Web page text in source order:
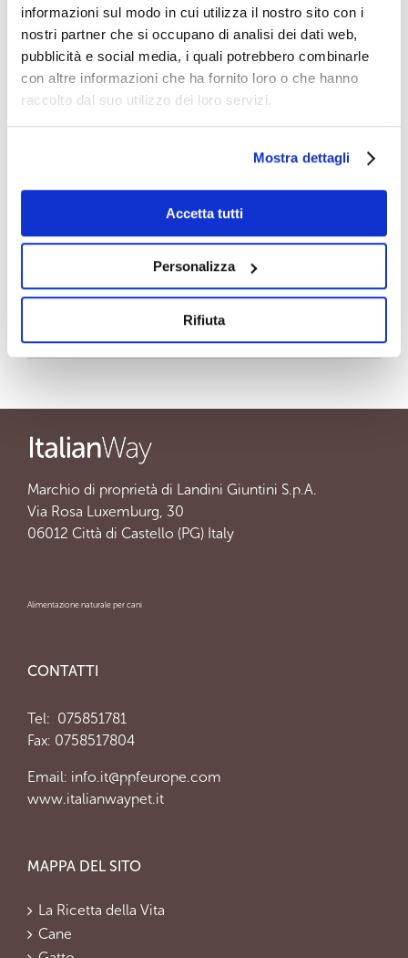
informazioni sul modo in cui utilizza il nostro sito con i
nostri partner che si occupano di analisi dei dati web,
pubblicità e social media, i quali potrebbero combinarle
con altre informazioni che ha fornito loro o che hanno
raccolto dal suo utilizzo dei loro servizi.
Mostra dettagli
Accetta tutti
Personalizza
Rifiuta
proteico da una unica fonte animale.
La carne fresca di maiale insieme all’eccellente
qualità delle materie prime, supporta un’alta
digeribilità e appetibilità.
La speciale integrazione con pomodoro olio
antiossidante naturale, conferiscono al prodotto
Informazioni sulla ricetta
Dosi giornaliere
Formati disponibili
Marchio di proprietà di Landini Giuntini S.p.A.
Via Rosa Luxemburg, 30
06012 Città di Castello (PG) Italy
Alimentazione naturale per cani
CONTATTI
Tel: 075851781
Fax: 0758517804
Email: info.it@ppfeurope.com
www.italianwaypet.it
MAPPA DEL SITO
La Ricetta della Vita
Cane